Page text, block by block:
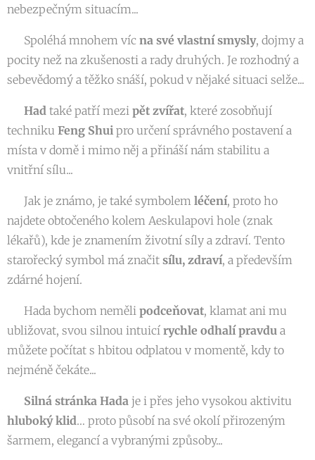
nebezpečným situacím...
🐍 Spoléhá mnohem víc na své vlastní smysly, dojmy a
pocity než na zkušenosti a rady druhých. Je rozhodný a
sebevědomý a těžko snáší, pokud v nějaké situaci selže...
Had také patří mezi pět zvířat, které zosobňují
techniku Feng Shui pro určení správného postavení a
místa v domě i mimo něj a přináší nám stabilitu a
vnitřní sílu...
🐍 Jak je známo, je také symbolem léčení, proto ho
najdete obtočeného kolem Aeskulapovi hole (znak
lékařů), kde je znamením životní síly a zdraví. Tento
starořecký symbol má značit sílu, zdraví, a především
zdárné hojení.
🐍 Hada bychom neměli podceňovat, klamat ani mu
ubližovat, svou silnou intuicí rychle odhalí pravdu a
můžete počítat s hbitou odplatou v momentě, kdy to
nejméně čekáte...
Silná stránka Hada je i přes jeho vysokou aktivitu
hluboký klid… proto působí na své okolí přirozeným
šarmem, elegancí a vybranými způsoby...